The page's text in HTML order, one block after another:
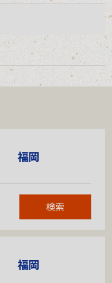
福岡
検索
福岡